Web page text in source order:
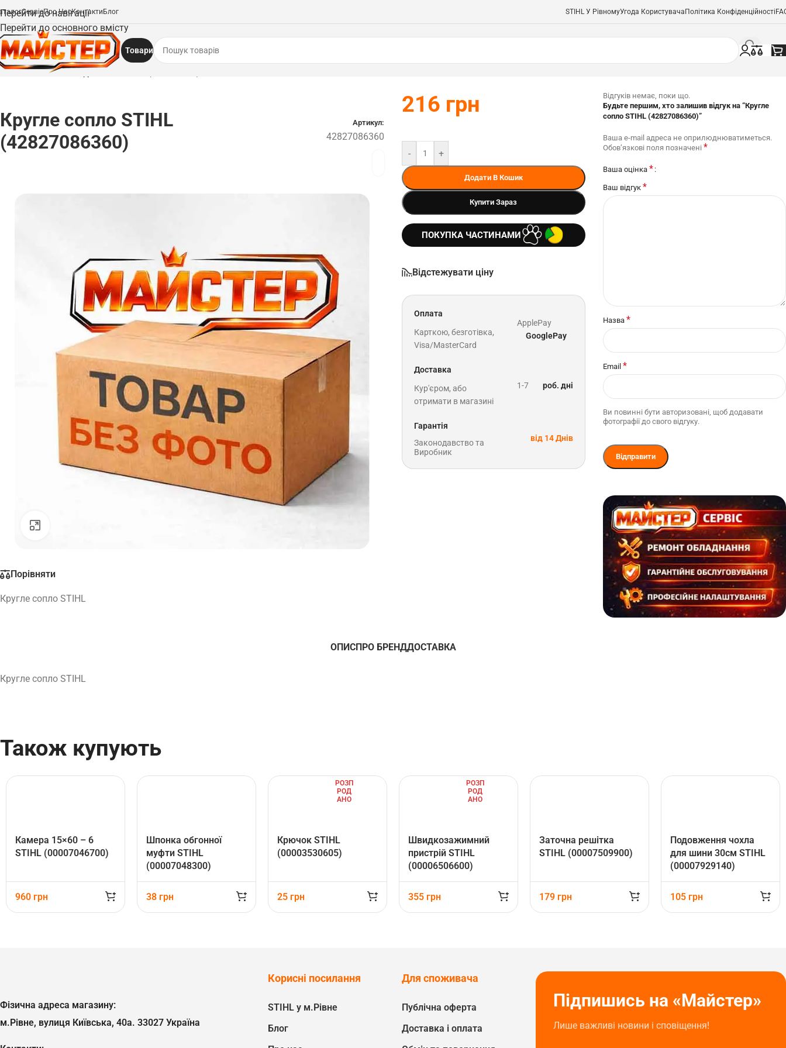
Перейти до навігації
Перейти до основного вмісту
СервісПро НасКонтакти Блог STIHL У РівномуУгода Користувача Політика Конфіденційності
Товари
Запчастини
Кругле сопло STIHL
(42827086360)
Артикул:
42827086360
Порівняти
Кругле сопло STIHL
216 грн
- +
Додати В Кошик
Купити Зараз
ПОКУПКА ЧАСТИНАМИ
Відстежувати ціну
Оплата
Карткою, безготівка,
Visa/MasterCard
ApplePay
GooglePay
Доставка
Кур'єром, або
отримати в магазині
1-7 роб. дні
Гарантія
Законодавство та
Виробник
від 14 Днів
Відгуків немає, поки що.
Будьте першим, хто залишив відгук на “Кругле
сопло STIHL (42827086360)”
Ваша e-mail адреса не оприлюднюватиметься.
Обов’язкові поля позначені *
Ваша оцінка *
Ваш відгук *
Назва *
Email *
Ви повинні бути авторизовані, щоб додавати
фотографії до свого відгуку.
ОПИСПРО БРЕНДДОСТАВКА
Кругле сопло STIHL
Також купують
Камера 15×60 – 6
STIHL (00007046700)
960 грн
Шпонка обгонної
муфти STIHL
(00007048300)
38 грн
РОЗП
РОД
АНО
Крючок STIHL
(00003530605)
25 грн
РОЗП
РОД
АНО
Швидкозажимний
пристрій STIHL
(00006506600)
355 грн
Заточна решітка
STIHL (00007509900)
179 грн
Подовження чохла
для шини 30см STIHL
(00007929140)
105 грн
Фізична адреса магазину:
м.Рівне, вулиця Київська, 40а. 33027 Україна
Корисні посилання
STIHL у м.Рівне
Блог
Для споживача
Публічна оферта
Доставка і оплата
Підпишись на «Майстер»
Лише важливі новини і сповіщення!